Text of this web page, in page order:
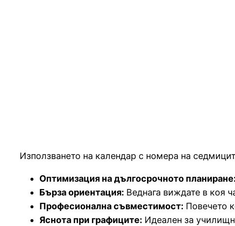
Използването на календар с номера на
Оптимизация на дългосрочното планиране:
Бърза ориентация: Веднага виждате в коя
Професионална съвместимост: Повечето
Яснота при графиците: Идеален за